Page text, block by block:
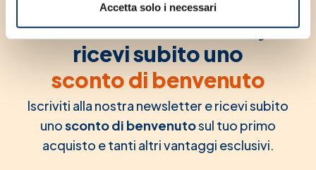
Accetta solo i necessari
Unisciti alla community e
ricevi subito uno
sconto di benvenuto
Iscriviti alla nostra newsletter e ricevi subito
unosconto di benvenutosul tuo primo
acquisto e tanti altri vantaggi esclusivi.